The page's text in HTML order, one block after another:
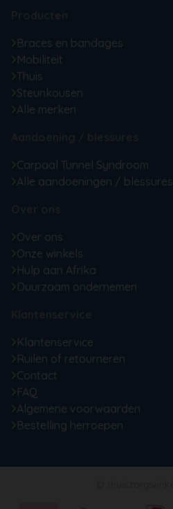
Braces en bandages
Mobiliteit
Thuis
Steunkousen
Alle merken
Carpaal Tunnel Syndroom
Alle aandoeningen / blessures
Over ons
Onze winkels
Hulp aan Afrika
Duurzaam ondernemen
Klantenservice
Ruilen of retourneren
Contact
FAQ
Algemene voorwaarden
Bestelling herroepen